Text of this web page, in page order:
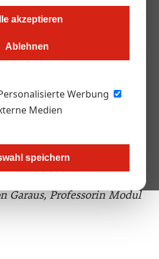
akzeptieren
Ablehnen
Werbung
Medien
speichern
Berufserfahrung und
ÖGZ hat alle Infos dazu.
Präsident Walter Veit,
Staatssekretärin für
Garaus, Professorin Modul